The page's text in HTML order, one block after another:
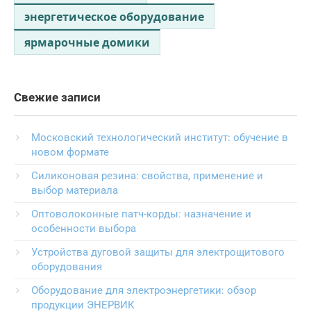
энергетическое оборудование
ярмарочные домики
Свежие записи
Московский технологический институт: обучение в
новом формате
Силиконовая резина: свойства, применение и
выбор материала
Оптоволоконные патч-корды: назначение и
особенности выбора
Устройства дуговой защиты для электрощитового
оборудования
Оборудование для электроэнергетики: обзор
продукции ЭНЕРВИК